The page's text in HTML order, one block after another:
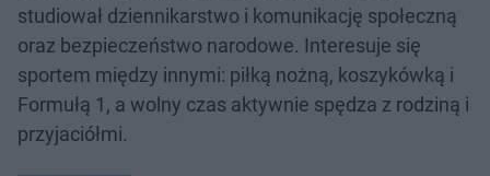
studiował dziennikarstwo i komunikację społeczną
oraz bezpieczeństwo narodowe. Interesuje się
sportem między innymi: piłką nożną, koszykówką i
Formułą 1, a wolny czas aktywnie spędza z rodziną i
przyjaciółmi.